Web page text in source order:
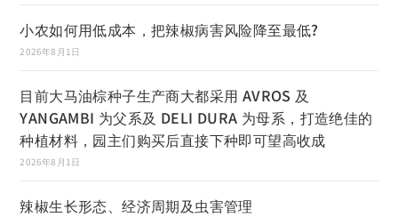
小农如何用低成本，把辣椒病害风险降至最低?
2026年8月1日
目前大马油棕种子生产商大都采用 AVROS 及
YANGAMBI 为父系及 DELI DURA 为母系，打造绝佳的
种植材料，园主们购买后直接下种即可望高收成
2026年8月1日
辣椒生长形态、经济周期及虫害管理